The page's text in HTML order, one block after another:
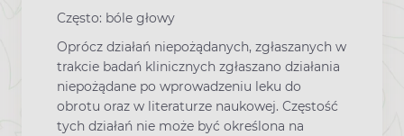
Często: bóle głowy
Oprócz działań niepożądanych, zgłaszanych w
trakcie badań klinicznych zgłaszano działania
niepożądane po wprowadzeniu leku do
obrotu oraz w literaturze naukowej. Częstość
tych działań nie może być określona na